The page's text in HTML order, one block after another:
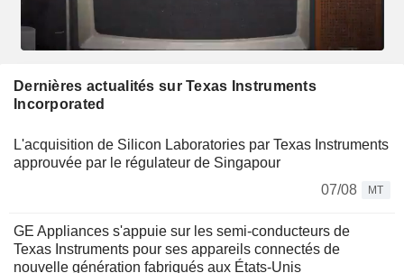
Dernières actualités sur Texas Instruments
Incorporated
L'acquisition de Silicon Laboratories par Texas Instruments
approuvée par le régulateur de Singapour
07/08
MT
GE Appliances s'appuie sur les semi-conducteurs de
Texas Instruments pour ses appareils connectés de
nouvelle génération fabriqués aux États-Unis